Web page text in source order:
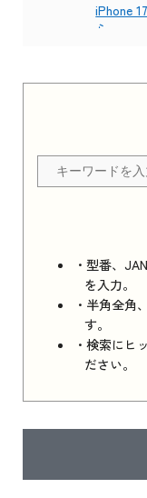
・型番、
を入力。
・半角全角
す。
・検索にヒ
ださい。
iPhone
ら
Apple
ちら
iPhone
iPhone
ら
iPad 11
はこちら